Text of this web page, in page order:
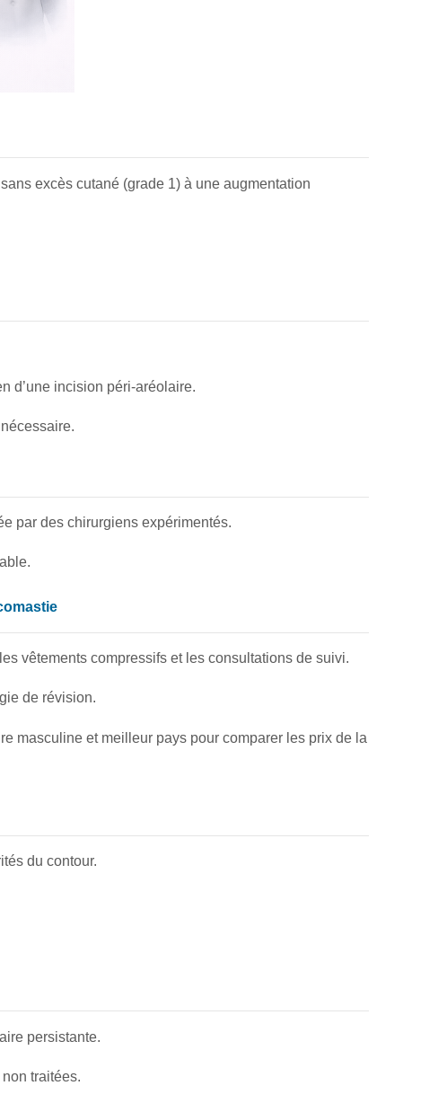
excès cutané (grade 1) à une augmentation
d’une incision péri-aréolaire.
par des chirurgiens expérimentés.
vêtements compressifs et les consultations de suivi.
de révision.
masculine et meilleur pays pour comparer les prix de la
du contour.
persistante.
traitées.